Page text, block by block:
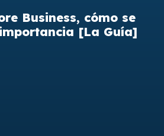
Business, cómo se
[La Guía]